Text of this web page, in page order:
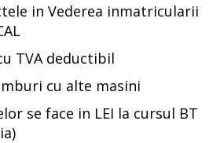
in Vederea inmatricularii
TVA deductibil
cu alte masini
se face in LEI la cursul BT